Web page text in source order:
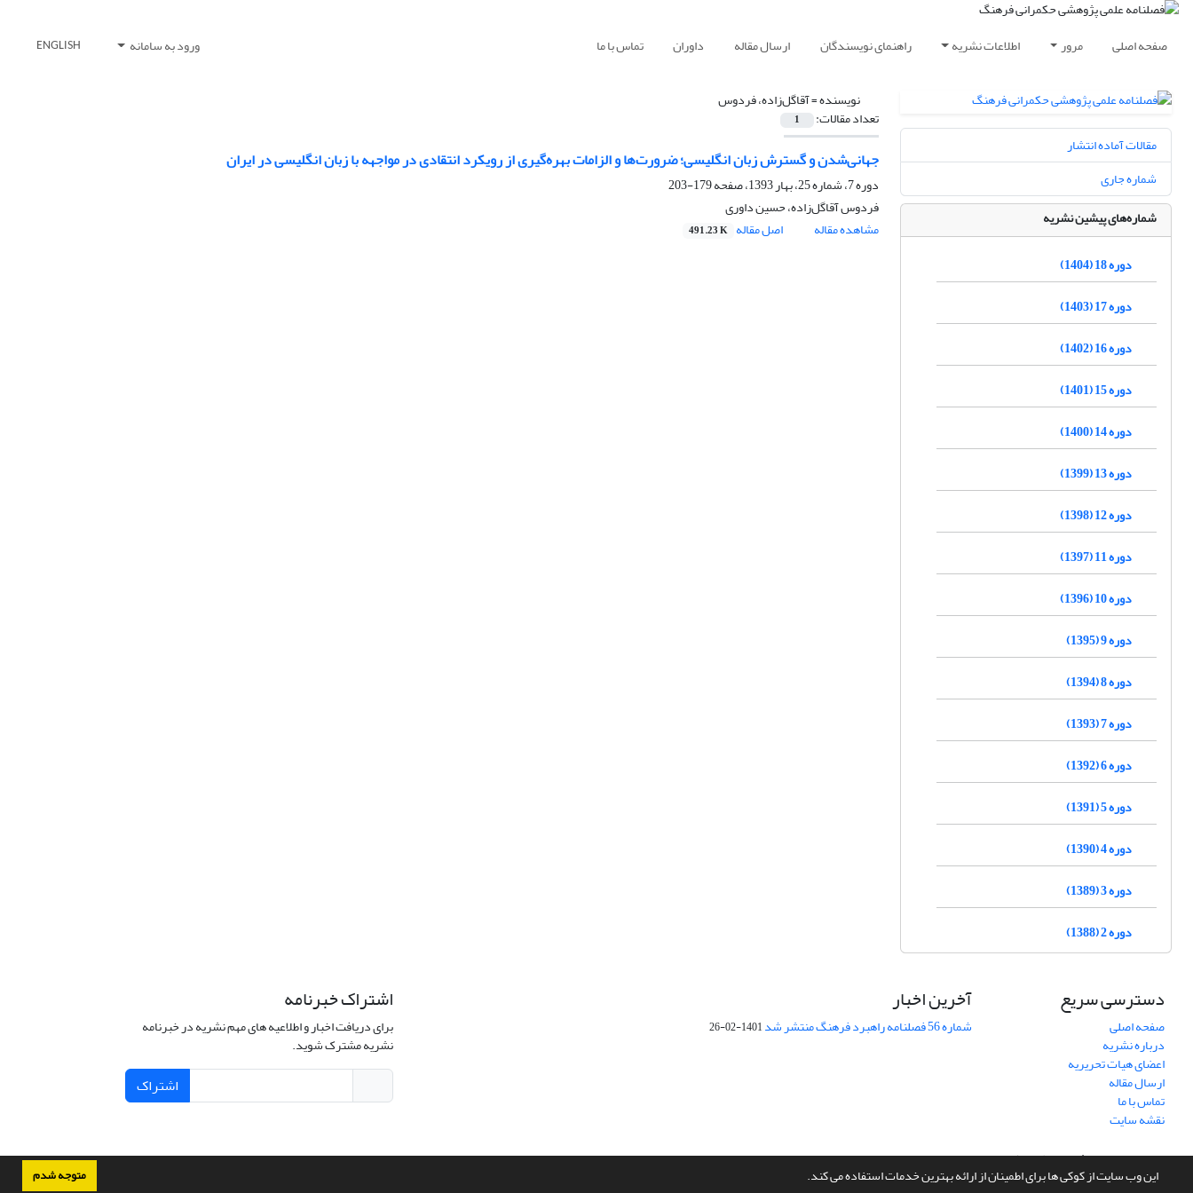
این وب سایت از کوکی ها برای اطمینان از ارائه بهترین خدمات استفاده می کند. متوجه شدم
صفحه اصلی مرور اطلاعات نشریه راهنمای نویسندگان ارسال مقاله داوران تماس با ما ورود به سامانه ENGLISH
نویسنده =آقاگل‌زاده، فردوس
تعداد مقالات: 1
جهانی‌شدن و گسترش زبان انگلیسی؛ ضرورت‌ها و الزامات بهره‌گیری از رویکرد انتقادی در مواجهه با زبان انگلیسی در ایران
دوره 7، شماره 25، بهار 1393، صفحه
179-203
فردوس آقاگل‌زاده، حسین داوری
مشاهده مقاله
اصل مقاله 491.23 K
مقالات آماده انتشار
شماره جاری
شماره‌های پیشین نشریه
دوره 18 (1404)
دوره 17 (1403)
دوره 16 (1402)
دوره 15 (1401)
دوره 14 (1400)
دوره 13 (1399)
دوره 12 (1398)
دوره 11 (1397)
دوره 10 (1396)
دوره 9 (1395)
دوره 8 (1394)
دوره 7 (1393)
دوره 6 (1392)
دوره 5 (1391)
دوره 4 (1390)
دوره 3 (1389)
دوره 2 (1388)
دسترسی سریع
صفحه اصلی
درباره نشریه
اعضای هیات تحریریه
ارسال مقاله
تماس با ما
نقشه سایت
آخرین اخبار
شماره 56 فصلنامه راهبرد فرهنگ منتشر شد 1401-02-26
اشتراک خبرنامه
برای دریافت اخبار و اطلاعیه های مهم نشریه در خبرنامه
نشریه مشترک شوید.
اشتراک
سامانه مدیریت نشریات علمی.طراحی و پیاده سازی ازسیناوب